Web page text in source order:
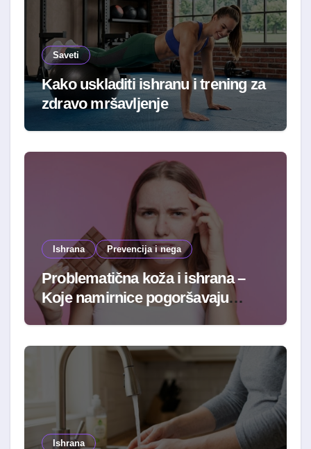
Saveti
Kako uskladiti ishranu i trening za
zdravo mršavljenje
Ishrana Prevencija i nega
Problematična koža i ishrana –
Koje namirnice pogoršavaju
stanje
Ishrana